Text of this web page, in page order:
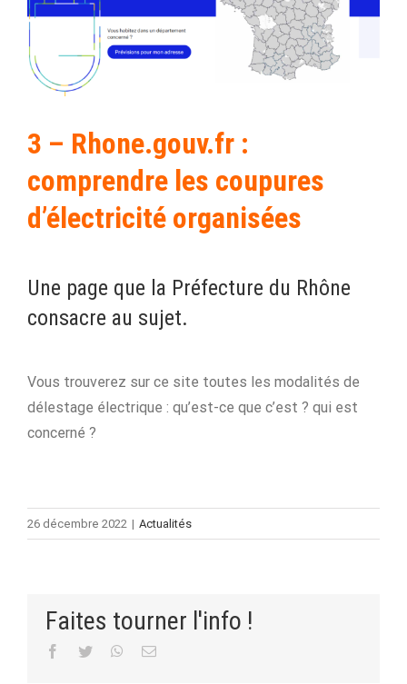
3 – Rhone.gouv.fr :
comprendre les coupures
d’électricité organisées
Une page que la Préfecture du Rhône
consacre au sujet.
Vous trouverez sur ce site toutes les modalités de
délestage électrique : qu’est-ce que c’est ? qui est
concerné ?
26 décembre 2022 | Actualités
Faites tourner l'info !
Facebook
Twitter WhatsApp
Email